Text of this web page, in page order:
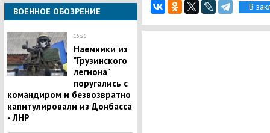
ВОЕННОЕ ОБОЗРЕНИЕ
15:26
Наемники из
"Грузинского
легиона"
поругались с
командиром и безвозвратно
капитулировали из Донбасса
- ЛНР
В